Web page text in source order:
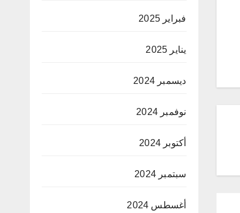
فبراير 2025
يناير 2025
ديسمبر 2024
نوفمبر 2024
أكتوبر 2024
سبتمبر 2024
أغسطس 2024